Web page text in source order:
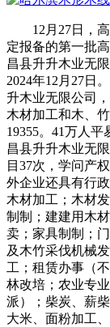
12月27日，高
定报备的第一批
昌县升升木业无
2024年12月27日
升木业无限公司
木材加工和木、
19355。41万人
昌县升升木业无
目37次，学问产
外企业还具有行
木材加工；木材
制制；建建用木
卖；家具制制；
及木竹采伐机械
工；租赁办事（
林改培；农业专
派）；柴炭、薪
大米、面粉加工